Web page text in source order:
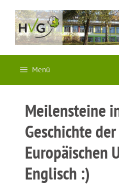
Inhalt
springen
Menü
Meilensteine
Geschichte der
Europäischen
Englisch :)